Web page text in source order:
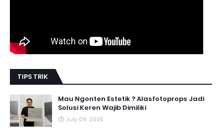
TIPS TRIK
Mau Ngonten Estetik ? Alasfotoprops Jadi
Solusi Keren Wajib Dimiliki
July 09, 2025